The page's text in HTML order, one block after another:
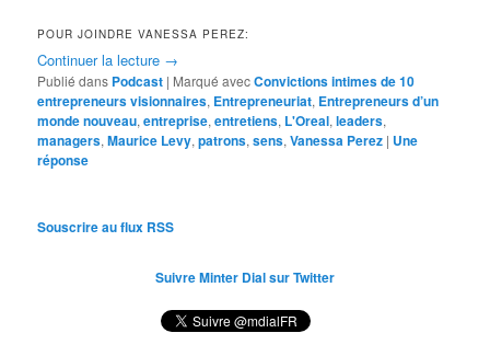
POUR JOINDRE VANESSA PEREZ:
Continuer la lecture →
Publié dans Podcast | Marqué avecConvictions intimes de 10
entrepreneurs visionnaires, Entrepreneuriat, Entrepreneurs d’un
monde nouveau,entreprise,entretiens, L'Oreal,leaders,
managers,Maurice Levy,patrons,sens,Vanessa Perez | Une
réponse
Souscrire au flux RSS
Suivre Minter Dial sur Twitter